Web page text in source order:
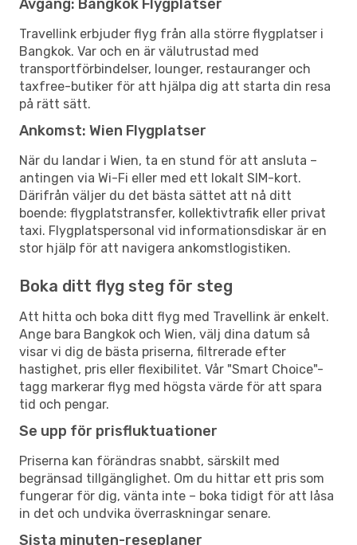
Avgång: Bangkok Flygplatser
Travellink erbjuder flyg från alla större flygplatser i
Bangkok. Var och en är välutrustad med
transportförbindelser, lounger, restauranger och
taxfree-butiker för att hjälpa dig att starta din resa
på rätt sätt.
Ankomst: Wien Flygplatser
När du landar i Wien, ta en stund för att ansluta –
antingen via Wi-Fi eller med ett lokalt SIM-kort.
Därifrån väljer du det bästa sättet att nå ditt
boende: flygplatstransfer, kollektivtrafik eller privat
taxi. Flygplatspersonal vid informationsdiskar är en
stor hjälp för att navigera ankomstlogistiken.
Boka ditt flyg steg för steg
Att hitta och boka ditt flyg med Travellink är enkelt.
Ange bara Bangkok och Wien, välj dina datum så
visar vi dig de bästa priserna, filtrerade efter
hastighet, pris eller flexibilitet. Vår "Smart Choice"-
tagg markerar flyg med högsta värde för att spara
tid och pengar.
Se upp för prisfluktuationer
Priserna kan förändras snabbt, särskilt med
begränsad tillgänglighet. Om du hittar ett pris som
fungerar för dig, vänta inte – boka tidigt för att låsa
in det och undvika överraskningar senare.
Sista minuten-reseplaner